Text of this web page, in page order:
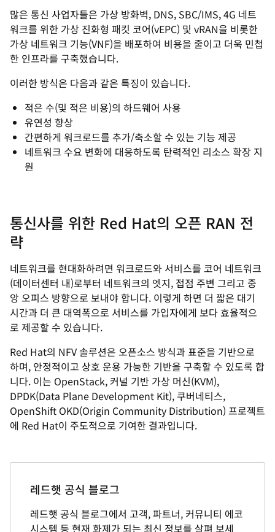
많은 통신 사업자들은 가상 방화벽, DNS, SBC/IMS, 4G 네트
워크를 위한 가상 진화형 패킷 코어(vEPC) 및 vRAN을 비롯한
가상 네트워크 기능(VNF)을 배포하여 비용을 줄이고 더욱 민첩
한 인프라를 구축했습니다.
이러한 방식은 다음과 같은 특징이 있습니다.
적은 수(및 적은 비용)의 하드웨어 사용
유연성 향상
간편하게 워크로드를 추가/축소할 수 있는 기능 제공
네트워크 수요 변화에 대응하도록 탄력적인 리소스 확장 지
원
통신사를 위한 Red Hat의 오픈 RAN 전
략
네트워크를 현대화하려면 워크로드와 서비스를 코어 네트워크
(데이터센터 내)로부터 네트워크의 엣지, 접점 주변 그리고 중
앙 오피스 방향으로 보내야 합니다. 이렇게 하면 더 짧은 대기
시간과 더 큰 대역폭으로 서비스를 가입자에게 보다 효율적으
로 제공할 수 있습니다.
Red Hat의 NFV 솔루션은 오픈소스 방식과 표준을 기반으로
하며, 안정적이고 상호 운용 가능한 기반을 구축할 수 있도록 합
니다. 이는 OpenStack, 커널 기반 가상 머신(KVM),
DPDK(Data Plane Development Kit), 쿠버네티스,
OpenShift OKD(Origin Community Distribution) 프로젝트
에 Red Hat이 주도적으로 기여한 결과입니다.
레드햇 공식 블로그
레드햇 공식 블로그에서 고객, 파트너, 커뮤니티 에코
시스템 등 현재 화제가 되는 최신 정보를 살펴 보세